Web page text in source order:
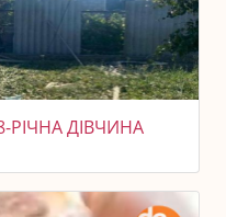
ДІВЧИНА